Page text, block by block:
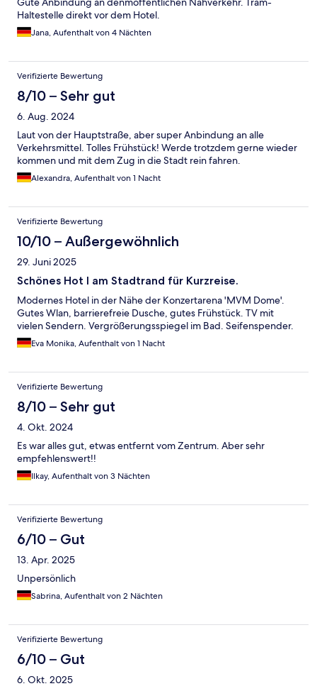
Haltestelle direkt vor dem Hotel.
Jana, Aufenthalt von 4 Nächten
Verifizierte Bewertung
8/10 – Sehr gut
6. Aug. 2024
Laut von der Hauptstraße, aber super Anbindung an alle
Verkehrsmittel. Tolles Frühstück! Werde trotzdem gerne wieder
kommen und mit dem Zug in die Stadt rein fahren.
Alexandra, Aufenthalt von 1 Nacht
Verifizierte Bewertung
10/10 – Außergewöhnlich
29. Juni 2025
Schönes Hot l am Stadtrand für Kurzreise.
Modernes Hotel in der Nähe der Konzertarena 'MVM Dome'.
Gutes Wlan, barrierefreie Dusche, gutes Frühstück. TV mit
vielen Sendern. Vergrößerungsspiegel im Bad. Seifenspender.
Eva Monika, Aufenthalt von 1 Nacht
Verifizierte Bewertung
8/10 – Sehr gut
4. Okt. 2024
Es war alles gut, etwas entfernt vom Zentrum. Aber sehr
empfehlenswert!!
Ilkay, Aufenthalt von 3 Nächten
Verifizierte Bewertung
6/10 – Gut
13. Apr. 2025
Unpersönlich
Sabrina, Aufenthalt von 2 Nächten
Verifizierte Bewertung
6/10 – Gut
6. Okt. 2025